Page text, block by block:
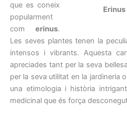
Erinus
que es coneix
popularment
comerinus.
Les seves plantes tenen la
intensos i vibrants. Aquesta
apreciades tant per la seva
per la seva utilitat en la jardineria
una etimologia i història
medicinal que és força